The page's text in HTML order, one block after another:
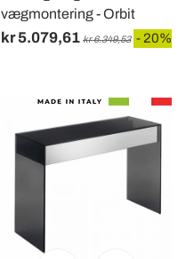
vægmontering - Orbit
kr 5.079,61 kr 6.349,53 - 20%